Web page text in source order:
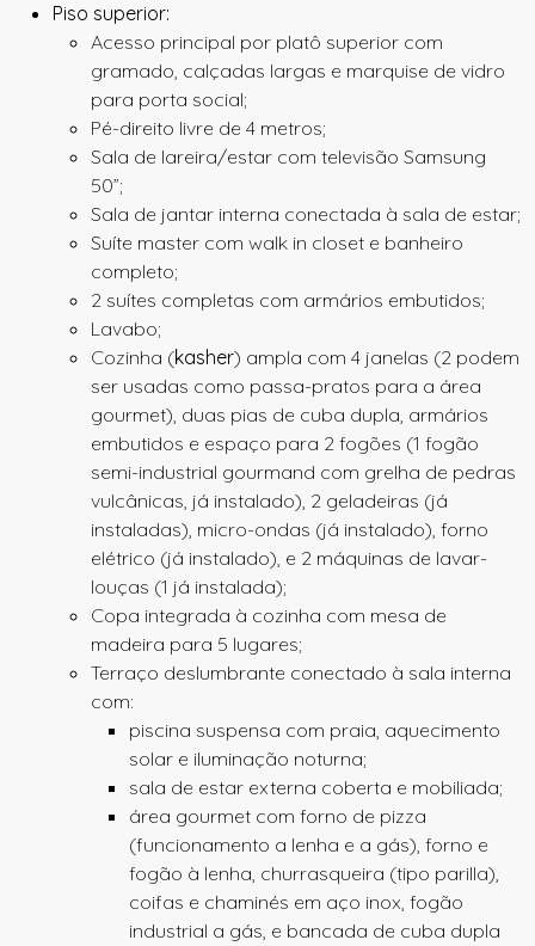
Piso superior:
Acesso principal por platô superior com
gramado, calçadas largas e marquise de vidro
para porta social;
Pé-direito livre de 4 metros;
Sala de lareira/estar com televisão Samsung
50”;
Sala de jantar interna conectada à sala de estar;
Suíte master com walk in closet e banheiro
completo;
2 suítes completas com armários embutidos;
Lavabo;
Cozinha (kasher) ampla com 4 janelas (2 podem
ser usadas como passa-pratos para a área
gourmet), duas pias de cuba dupla, armários
embutidos e espaço para 2 fogões (1 fogão
semi-industrial gourmand com grelha de pedras
vulcânicas, já instalado), 2 geladeiras (já
instaladas), micro-ondas (já instalado), forno
elétrico (já instalado), e 2 máquinas de lavar-
louças (1 já instalada);
Copa integrada à cozinha com mesa de
madeira para 5 lugares;
Terraço deslumbrante conectado à sala interna
com:
piscina suspensa com praia, aquecimento
solar e iluminação noturna;
sala de estar externa coberta e mobiliada;
área gourmet com forno de pizza
(funcionamento a lenha e a gás), forno e
fogão à lenha, churrasqueira (tipo parilla),
coifas e chaminés em aço inox, fogão
industrial a gás, e bancada de cuba dupla